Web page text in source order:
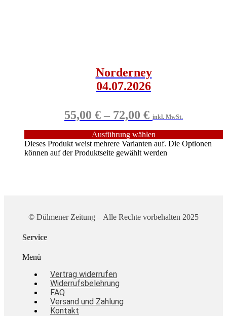
Norderney
04.07.2026
55,00 € – 72,00 € inkl. MwSt.
Ausführung wählen
Dieses Produkt weist mehrere Varianten auf. Die Optionen
können auf der Produktseite gewählt werden
© Dülmener Zeitung – Alle Rechte vorbehalten 2025
Service
Menü
Vertrag widerrufen
Widerrufsbelehrung
FAQ
Versand und Zahlung
Kontakt